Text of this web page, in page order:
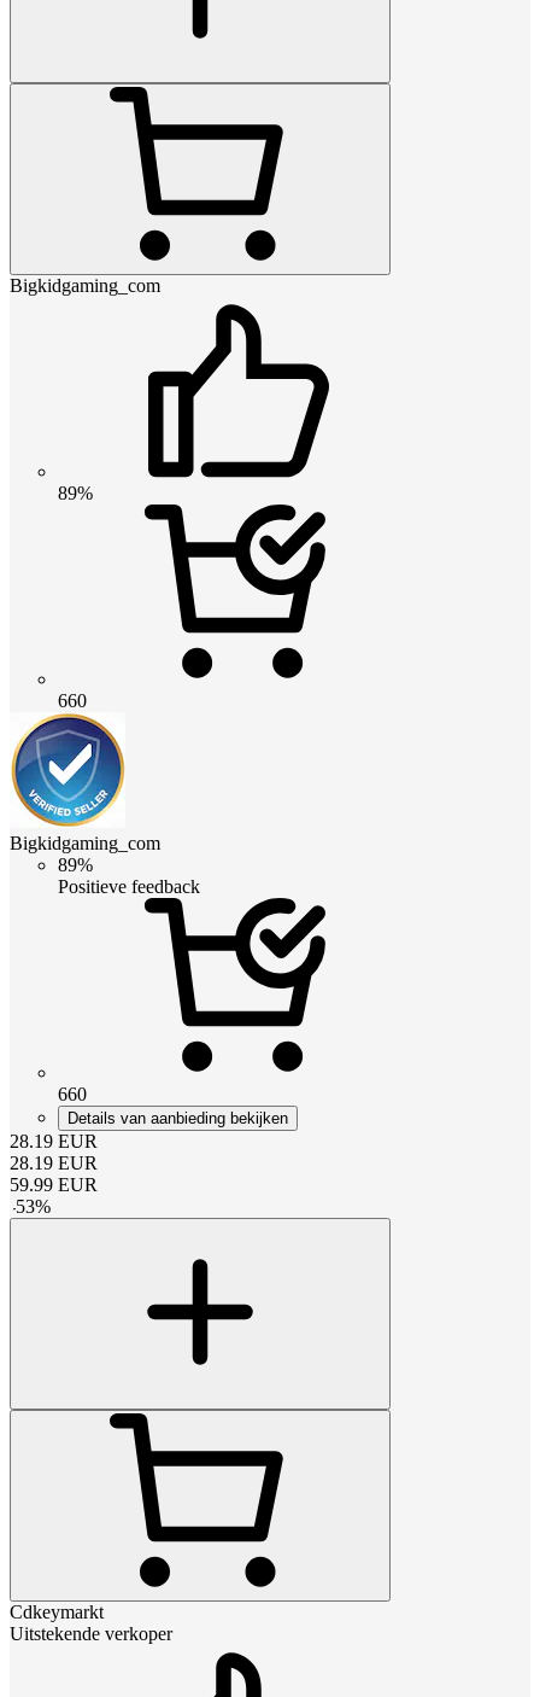
Bigkidgaming_com
89%
660
Bigkidgaming_com
89%
Positieve feedback
660
Details van aanbieding bekijken
28.19 EUR
28.19 EUR
59.99 EUR
-53%
Cdkeymarkt
Uitstekende verkoper